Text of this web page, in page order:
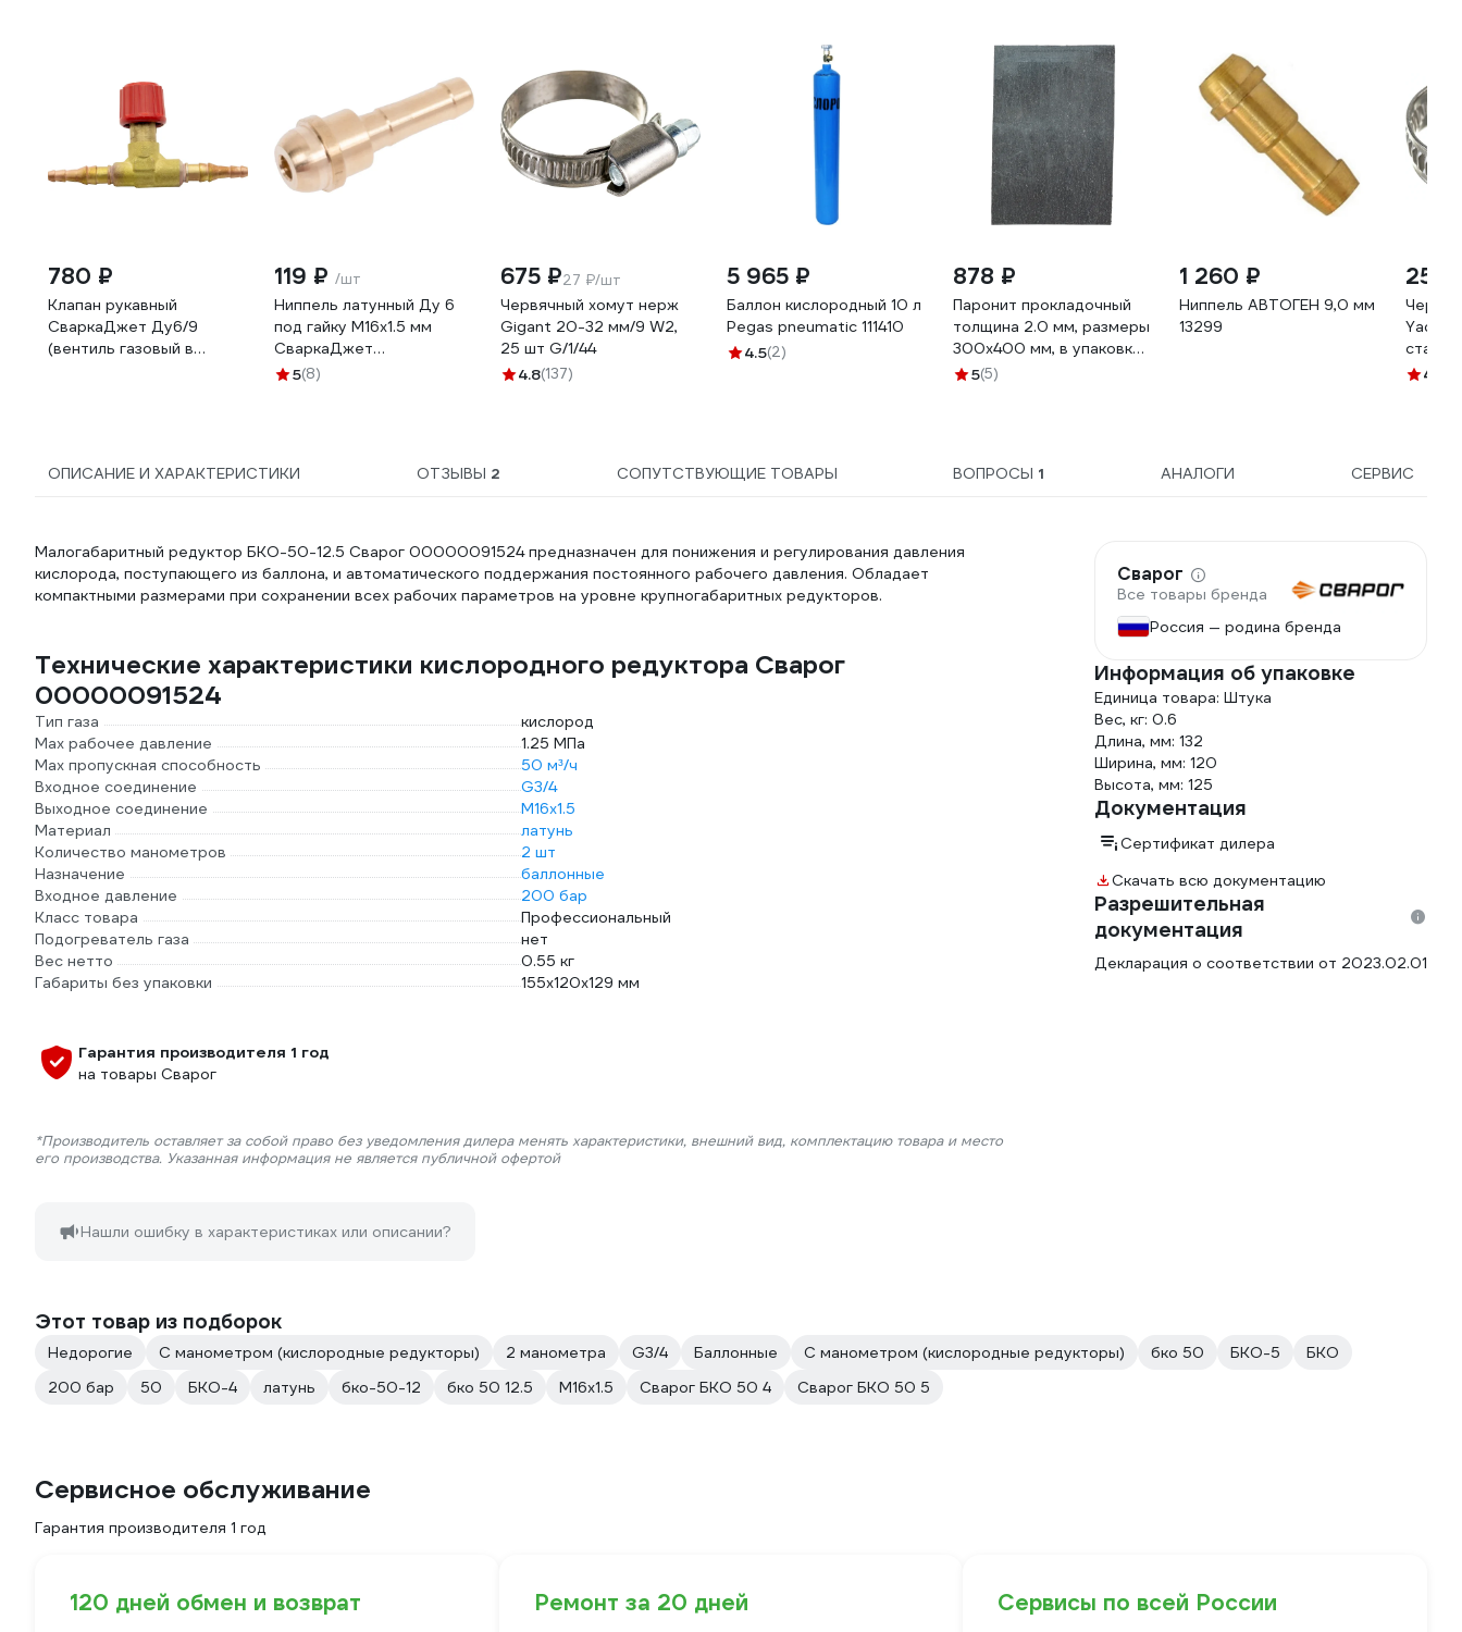
780 ₽
Клапан рукавный
СваркаДжет Ду6/9
(вентиль газовый в
119 ₽ /шт
Ниппель латунный Дy 6
под гайку М16х1.5 мм
СваркаДжет
4301020600015
5(8)
675 ₽27 ₽/шт
Червячный хомут нерж
Gigant 20-32 мм/9 W2,
25 шт G/1/44
4.8(137)
5 965 ₽
Баллон кислородный 10 л
Pegas pneumatic 111410
4.5(2)
878 ₽
Паронит прокладочный
толщина 2.0 мм, размеры
300x400 мм, в упаковке
2 шт Holzer Flexo PMB 2.0
5(5)
1 260 ₽
Ниппель АВТОГЕН 9,0 мм
13299
25 ₽
Yada
сталь
4.6
ОПИСАНИЕ И ХАРАКТЕРИСТИКИ ОТЗЫВЫ 2 СОПУТСТВУЮЩИЕ ТОВАРЫ ВОПРОСЫ 1 АНАЛОГИ СЕРВИС
Малогабаритный редуктор БКО-50-12.5 Сварог 00000091524 предназначен для понижения и регулирования давления
кислорода, поступающего из баллона, и автоматического поддержания постоянного рабочего давления. Обладает
компактными размерами при сохранении всех рабочих параметров на уровне крупногабаритных редукторов.
Технические характеристики кислородного редуктора Сварог
00000091524
Тип газа
кислород
Мах рабочее давление
1.25 МПа
Max пропускная способность
50 м³/ч
Входное соединение
G3/4
Выходное соединение
М16х1.5
Материал
латунь
Количество манометров
2 шт
Назначение
баллонные
Входное давление
200 бар
Класс товара
Профессиональный
Подогреватель газа
нет
Вес нетто
0.55 кг
Габариты без упаковки
155х120х129 мм
Гарантия производителя 1 год
на товары Сварог
*Производитель оставляет за собой право без уведомления дилера менять характеристики, внешний вид, комплектацию товара и место
его производства. Указанная информация не является публичной офертой
Нашли ошибку в характеристиках или описании?
Сварог
Все товары бренда
Россия — родина бренда
Информация об упаковке
Единица товара: Штука
Вес, кг: 0.6
Длина, мм: 132
Ширина, мм: 120
Высота, мм: 125
Документация
Сертификат дилера
Скачать всю документацию
Разрешительная
документация
Декларация о соответствии от 2023.02.01
Этот товар из подборок
Недорогие С манометром (кислородные редукторы) 2 манометра G3/4 Баллонные С манометром (кислородные редукторы) бко 50 БКО-5
БКО
200 бар
50 БКО-4 латунь бко-50-12 бко 50 12.5 М16х1.5 Сварог БКО 50 4 Сварог БКО 50 5
Сервисное обслуживание
Гарантия производителя 1 год
120 дней обмен и возврат Ремонт за 20 дней Сервисы по всей России